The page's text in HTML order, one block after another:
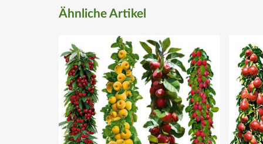
winterhart (Baumscheibe mit einer Laubschicht
Hinweis
Bei einer Kübelbepflanzung den Kübel etwas
Ähnliche Artikel